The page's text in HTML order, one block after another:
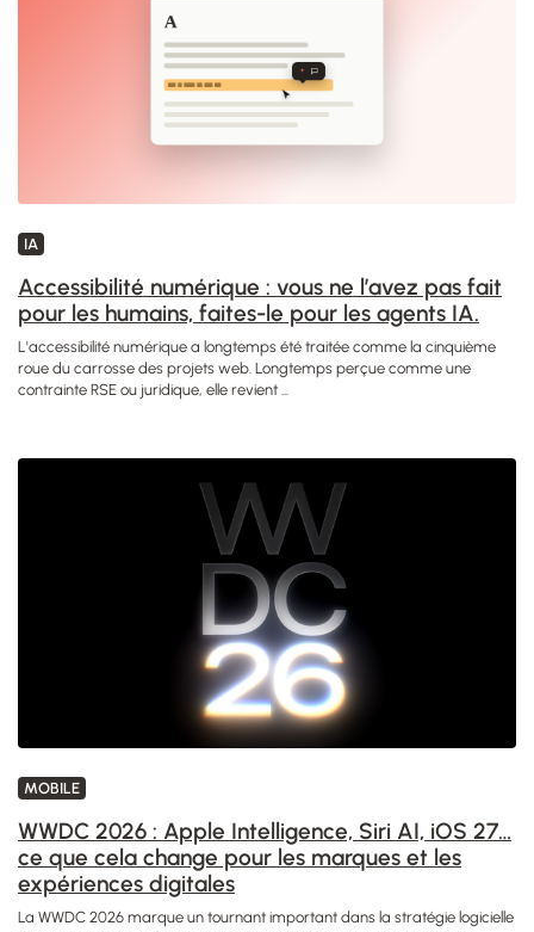
IA
Accessibilité numérique : vous ne l’avez pas fait
pour les humains, faites-le pour les agents IA.
L'accessibilité numérique a longtemps été traitée comme la cinquième
roue du carrosse des projets web. Longtemps perçue comme une
contrainte RSE ou juridique, elle revient ...
MOBILE
WWDC 2026 : Apple Intelligence, Siri AI, iOS 27…
ce que cela change pour les marques et les
expériences digitales
La WWDC 2026 marque un tournant important dans la stratégie logicielle